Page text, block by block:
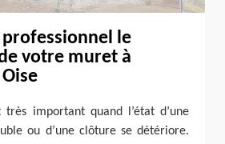
professionnel le
votre muret à
très important quand l’état d’une
ou d’une clôture se détériore.